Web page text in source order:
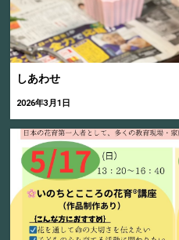
しあわせ
2026年3月1日